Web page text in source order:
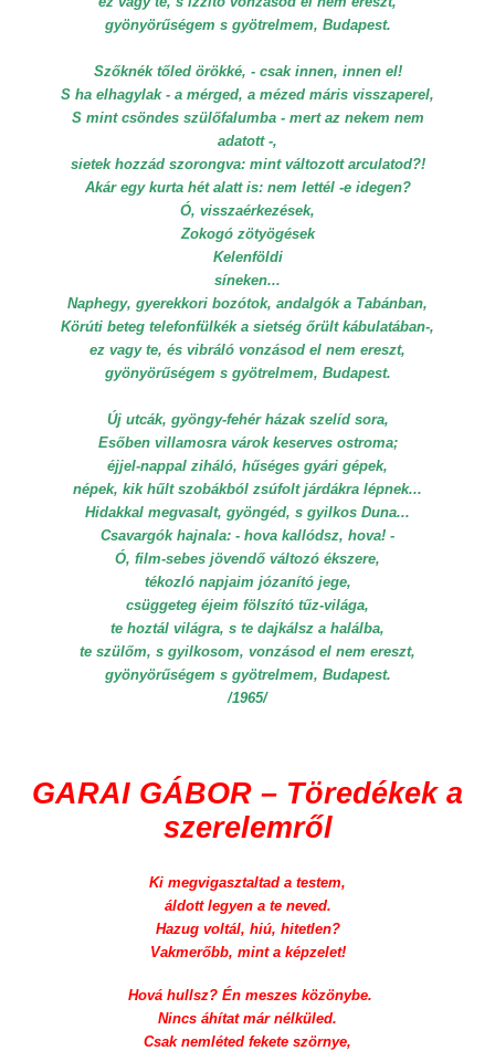
gyönyörűségem s gyötrelmem, Budapest.
Szőknék tőled örökké, - csak innen, innen el!
S ha elhagylak - a mérged, a mézed máris visszaperel,
S mint csöndes szülőfalumba - mert az nekem nem
adatott -,
sietek hozzád szorongva: mint változott arculatod?!
Akár egy kurta hét alatt is: nem lettél -e idegen?
Ó, visszaérkezések,
Zokogó zötyögések
Kelenföldi
síneken...
Naphegy, gyerekkori bozótok, andalgók a Tabánban,
Körúti beteg telefonfülkék a sietség őrült kábulatában-,
ez vagy te, és vibráló vonzásod el nem ereszt,
gyönyörűségem s gyötrelmem, Budapest.
Új utcák, gyöngy-fehér házak szelíd sora,
Esőben villamosra várok keserves ostroma;
éjjel-nappal ziháló, hűséges gyári gépek,
népek, kik hűlt szobákból zsúfolt járdákra lépnek...
Hidakkal megvasalt, gyöngéd, s gyilkos Duna...
Csavargók hajnala: - hova kallódsz, hova! -
Ó, film-sebes jövendő változó ékszere,
tékozló napjaim józanító jege,
csüggeteg éjeim fölszító tűz-világa,
te hoztál világra, s te dajkálsz a halálba,
te szülőm, s gyilkosom, vonzásod el nem ereszt,
gyönyörűségem s gyötrelmem, Budapest.
/1965/
GARAI GÁBOR – Töredékek a
szerelemről
Ki megvigasztaltad a testem,
áldott legyen a te neved.
Hazug voltál, hiú, hitetlen?
Vakmerőbb, mint a képzelet!
Hová hullsz? Én meszes közönybe.
Nincs áhítat már nélküled.
Csak nemléted fekete szörnye,